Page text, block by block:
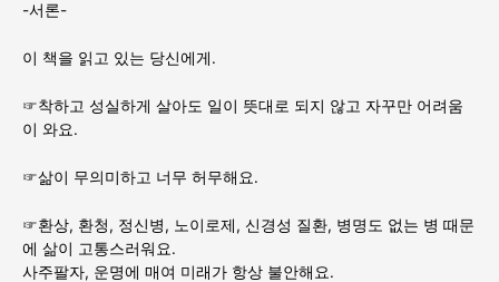
어)
량
-서론-
이 책을 읽고 있는 당신에게.
☞착하고 성실하게 살아도 일이 뜻대로 되지 않고 자꾸만 어려움
이 와요.
☞삶이 무의미하고 너무 허무해요.
☞환상, 환청, 정신병, 노이로제, 신경성 질환, 병명도 없는 병 때문
에 삶이 고통스러워요.
사주팔자, 운명에 매여 미래가 항상 불안해요.